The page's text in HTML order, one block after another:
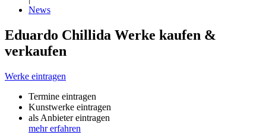
News
Eduardo Chillida Werke kaufen &
verkaufen
Werke eintragen
Termine eintragen
Kunstwerke eintragen
als Anbieter eintragen
mehr erfahren